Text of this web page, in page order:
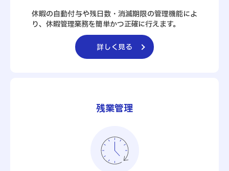
休暇の自動付与や残日数・消滅期限の管理機能によ
り、休暇管理業務を簡単かつ正確に行えます。
詳しく見る
残業管理